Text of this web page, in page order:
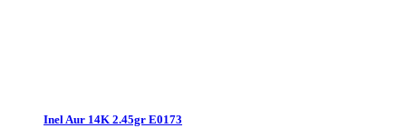
Inel Aur 14K 2.45gr E0173